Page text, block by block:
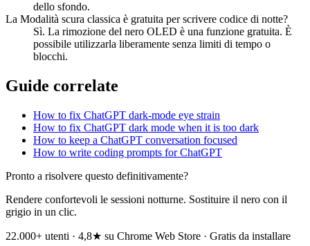
dello sfondo.
La Modalità scura classica è gratuita per scrivere codice di notte?
Sì. La rimozione del nero OLED è una funzione gratuita. È
possibile utilizzarla liberamente senza limiti di tempo o
blocchi.
Guide correlate
How to fix ChatGPT dark-mode eye strain
How to fix ChatGPT dark mode when it is too dark
How to keep a ChatGPT conversation focused
How to write coding prompts for ChatGPT
Pronto a risolvere questo definitivamente?
Rendere confortevoli le sessioni notturne. Sostituire il nero con il
grigio in un clic.
22.000+ utenti · 4,8★ su Chrome Web Store · Gratis da installare